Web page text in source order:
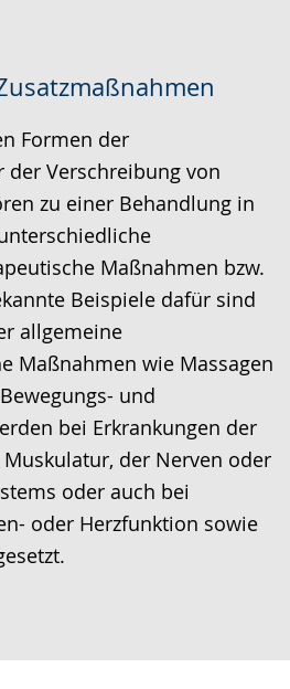
Formen der
der Verschreibung von
zu einer Behandlung in
Maßnahmen bzw.
Beispiele dafür sind
allgemeine
Maßnahmen wie Massagen
und
bei Erkrankungen der
der Nerven oder
oder auch bei
oder Herzfunktion sowie